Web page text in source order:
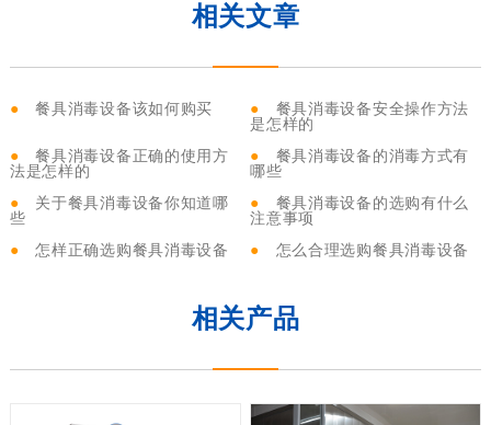
相关文章
●餐具消毒设备该如何购买 ● 餐具消毒设备安全操作方法
是怎样的
●餐具消毒设备正确的使用方
法是怎样的
● 餐具消毒设备的消毒方式有
哪些
● 关于餐具消毒设备你知道哪
些
● 餐具消毒设备的选购有什么
注意事项
●怎样正确选购餐具消毒设备 ● 怎么合理选购餐具消毒设备
相关产品